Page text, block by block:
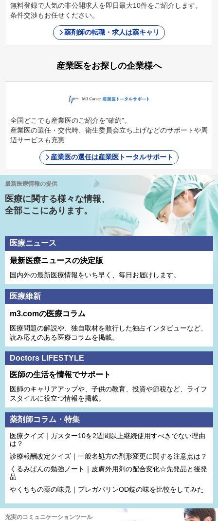
無料登録で人気の非公開求人を即日最大10件をご紹介します。
条件交渉もお任せください。
薬剤師の転職・求人は薬キャリ
産業医をお探しの企業様へ
全国どこでも産業医のご紹介を"確約"。
産業医の選任・交代時、衛生委員会立ち上げなどのサポートや周
辺サービスも充実
産業医の選任は産業医トータルサポート
最新医療情報の提供
医療に関する様々な情報、
全部ここにあります。
医療ニュース
最新医療ニュースの決定版
国内外の最新医療情報をいち早く、毎日お届けします。
医療維新
m3.comの医療コラム
医療問題の解説や、独⾃取材を敢⾏した独占インタビューなど、
読み応えのある医療コラムを掲載。
Doctors LIFESTYLE
医師の生活を情報でサポート
医師のキャリアアップや、子供の教育、投資や節税など、ライフ
スタイルに役立つ情報を掲載。
薬剤師コラム・特集
医療クイズ｜ガスター10を2週間以上継続使用すべきでない理由
は？
診療報酬改定クイズ｜一般名処方の剤形変更に関する注意点は？
くるみぱんの勉強ノート｜皮膚外用剤の配合変化☆先発品と後発
品
やくちちの薬の味見｜プレガバリンOD錠の味を比較をしてみた
充実のコミュニケーションツール